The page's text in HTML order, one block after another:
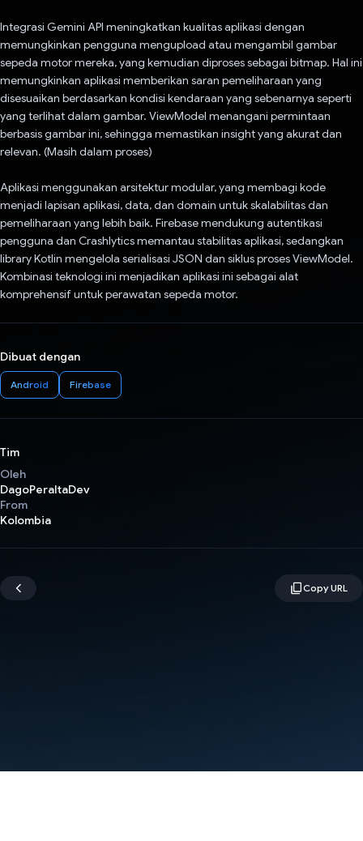
Integrasi Gemini API meningkatkan kualitas aplikasi dengan
memungkinkan pengguna mengupload atau mengambil gambar
sepeda motor mereka, yang kemudian diproses sebagai bitmap. Hal ini
memungkinkan aplikasi memberikan saran pemeliharaan yang
disesuaikan berdasarkan kondisi kendaraan yang sebenarnya seperti
yang terlihat dalam gambar. ViewModel menangani permintaan
berbasis gambar ini, sehingga memastikan insight yang akurat dan
relevan. (Masih dalam proses)
Aplikasi menggunakan arsitektur modular, yang membagi kode
menjadi lapisan aplikasi, data, dan domain untuk skalabilitas dan
pemeliharaan yang lebih baik. Firebase mendukung autentikasi
pengguna dan Crashlytics memantau stabilitas aplikasi, sedangkan
library Kotlin mengelola serialisasi JSON dan siklus proses ViewModel.
Kombinasi teknologi ini menjadikan aplikasi ini sebagai alat
komprehensif untuk perawatan sepeda motor.
Dibuat dengan
Android Firebase
Tim
Oleh
DagoPeraltaDev
From
Kolombia